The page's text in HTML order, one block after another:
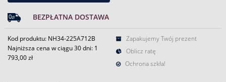
BEZPŁATNA DOSTAWA
Kod produktu: NH34-225A712B
Najniższa cena w ciągu 30 dni: 1
793,00 zł
Zapakujemy Twój prezent
Oblicz ratę
Ochrona szkła!